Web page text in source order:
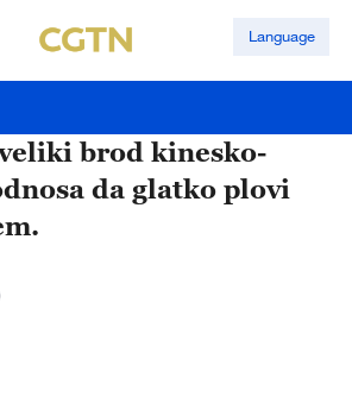
Language
brod kinesko-
da glatko plovi